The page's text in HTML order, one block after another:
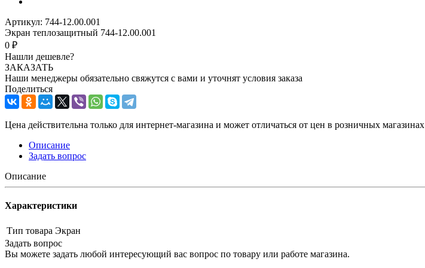
Артикул: 744-12.00.001
Экран теплозащитный 744-12.00.001
0 ₽
Нашли дешевле?
ЗАКАЗАТЬ
Наши менеджеры обязательно свяжутся с вами и уточнят условия заказа
Поделиться
Цена действительна только для интернет-магазина и может отличаться от цен в розничных магазинах
Описание
Задать вопрос
Описание
Характеристики
Тип товара Экран
Задать вопрос
Вы можете задать любой интересующий вас вопрос по товару или работе магазина.